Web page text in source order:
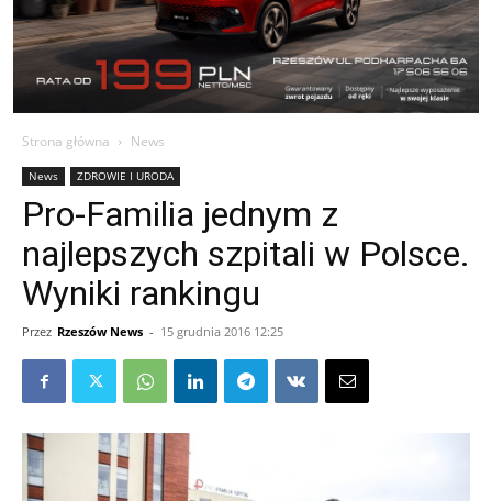
Strona główna News
News ZDROWIE I URODA
Pro-Familia jednym z
najlepszych szpitali w Polsce.
Wyniki rankingu
Przez Rzeszów News - 15 grudnia 2016 12:25